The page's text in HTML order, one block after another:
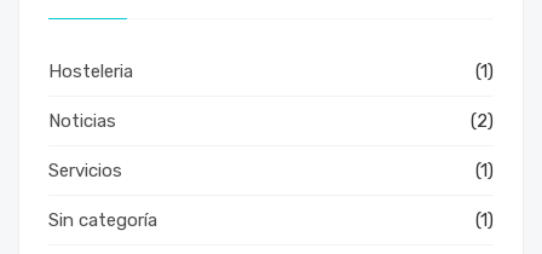
Hosteleria (1)
Noticias (2)
Servicios (1)
Sin categoría (1)